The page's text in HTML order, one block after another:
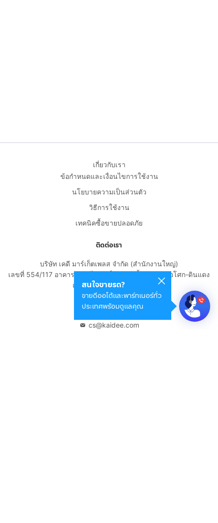
สนใจขายรถ?
ขายดีออโต้และพาร์ทเนอร์ทั่ว
ประเทศพร้อมดูแลคุณ
เกี่ยวกับเรา
ข้อกำหนดและเงื่อนไขการใช้งาน
นโยบายความเป็นส่วนตัว
วิธีการใช้งาน
เทคนิคซื้อขายปลอดภัย
ติดต่อเรา
บริษัท เคดี มาร์เก็ตเพลส จำกัด (สำนักงานใหญ่)
เลขที่ 554/117 อาคารสกายไนน์ เซ็นเตอร์ ชั้น 22 ถนนอโศก-ดินแดง
แขวงดินแดง เขตดินแดง
กรุงเทพมหานคร 10400
cs@kaidee.com